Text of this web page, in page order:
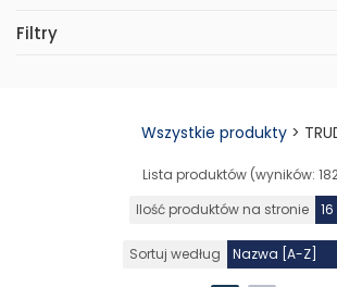
Filtry
Wszystkie produkty >
Lista produktów (wyników:
Ilość produktów na stronie
Sortuj według